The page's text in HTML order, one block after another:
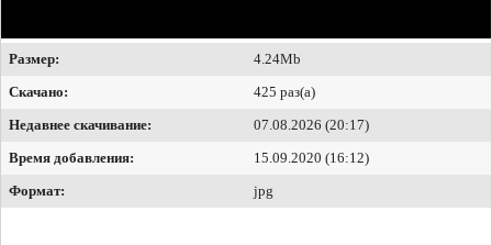
Размер:
4.24Mb
Скачано:
425 раз(а)
Недавнее скачивание:
07.08.2026 (20:17)
Время добавления:
15.09.2020 (16:12)
Формат:
jpg